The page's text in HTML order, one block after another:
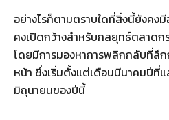
อย่างไรก็ตามตราบใดที่สิ่งนี้ยังคง
คงเปิดกว้างสำหรับกลยุทธ์ตลาดกร
โดยมีการมองหาการพลิกกลับที่ลึ
หน้า ซึ่งเริ่มตั้งแต่เดือนมีนาคมปีที่แ
มิถุนายนของปีนี้